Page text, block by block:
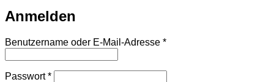
Anmelden
Benutzername oder E-Mail-Adresse *Erforderlich
Passwort*Erforderlich